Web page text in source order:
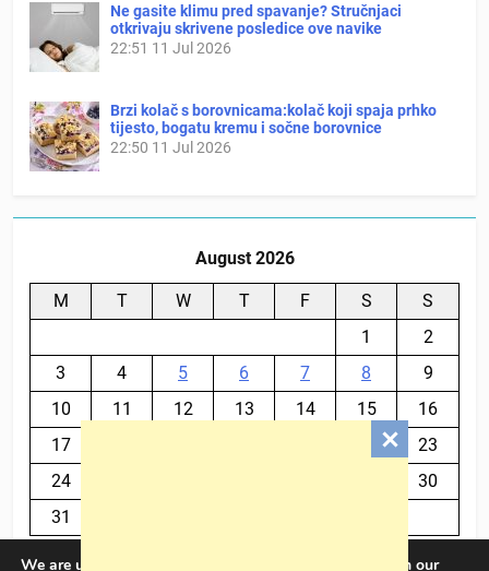
Ne gasite klimu pred spavanje? Stručnjaci
otkrivaju skrivene posledice ove navike
22:51 11 Jul 2026
Brzi kolač s borovnicama:kolač koji spaja prhko
tijesto, bogatu kremu i sočne borovnice
22:50 11 Jul 2026
August 2026
M T W T F S
S
1
2
3
4 5 6 7 8
9
10
11 12 13 14 15
16
17
23
24
30
31
We are using cookies to give you the best experience on our